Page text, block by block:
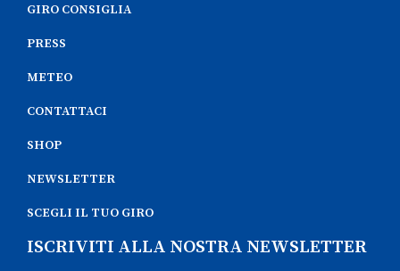
GIRO CONSIGLIA
PRESS
METEO
CONTATTACI
SHOP
NEWSLETTER
SCEGLI IL TUO GIRO
ISCRIVITI ALLA NOSTRA NEWSLETTER